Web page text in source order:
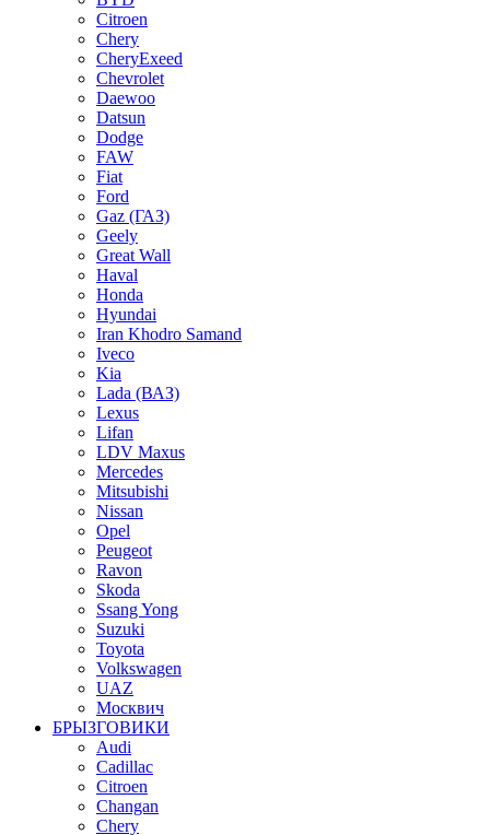
Citroen
Chery
CheryExeed
Chevrolet
Daewoo
Datsun
Dodge
FAW
Fiat
Ford
Gaz (ГАЗ)
Geely
Great Wall
Haval
Honda
Hyundai
Iran Khodro Samand
Iveco
Kia
Lada (ВАЗ)
Lexus
Lifan
LDV Maxus
Mercedes
Mitsubishi
Nissan
Opel
Peugeot
Ravon
Skoda
Ssang Yong
Suzuki
Toyota
Volkswagen
UAZ
Москвич
БРЫЗГОВИКИ
Audi
Cadillac
Citroen
Changan
Chery